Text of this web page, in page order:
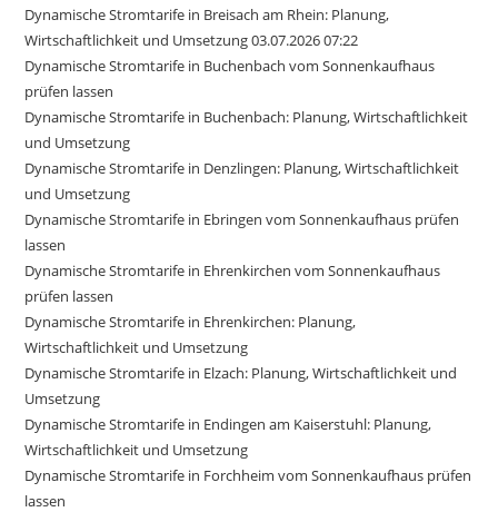
Dynamische Stromtarife in Breisach am Rhein: Planung,
Wirtschaftlichkeit und Umsetzung 03.07.2026 07:22
Dynamische Stromtarife in Buchenbach vom Sonnenkaufhaus
prüfen lassen
Dynamische Stromtarife in Buchenbach: Planung, Wirtschaftlichkeit
und Umsetzung
Dynamische Stromtarife in Denzlingen: Planung, Wirtschaftlichkeit
und Umsetzung
Dynamische Stromtarife in Ebringen vom Sonnenkaufhaus prüfen
lassen
Dynamische Stromtarife in Ehrenkirchen vom Sonnenkaufhaus
prüfen lassen
Dynamische Stromtarife in Ehrenkirchen: Planung,
Wirtschaftlichkeit und Umsetzung
Dynamische Stromtarife in Elzach: Planung, Wirtschaftlichkeit und
Umsetzung
Dynamische Stromtarife in Endingen am Kaiserstuhl: Planung,
Wirtschaftlichkeit und Umsetzung
Dynamische Stromtarife in Forchheim vom Sonnenkaufhaus prüfen
lassen